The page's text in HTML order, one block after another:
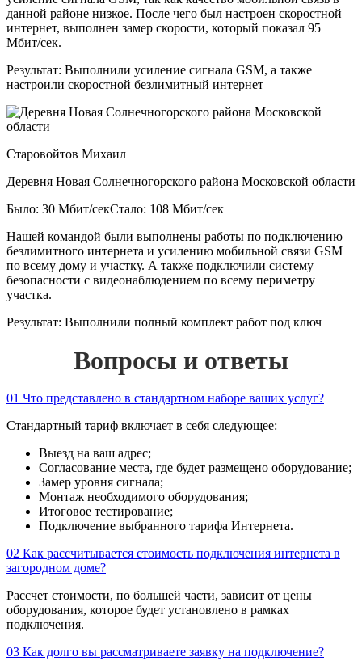
данной районе низкое. После чего был настроен скоростной
интернет, выполнен замер скорости, который показал 95
Мбит/сек.
Результат: Выполнили усиление сигнала GSM, а также
настроили скоростной безлимитный интернет
Старовойтов Михаил
Деревня Новая Солнечногорского района Московской области
Было: 30 Мбит/секСтало: 108 Мбит/сек
Нашей командой были выполнены работы по подключению
безлимитного интернета и усилению мобильной связи GSM
по всему дому и участку. А также подключили систему
безопасности с видеонаблюдением по всему периметру
участка.
Результат: Выполнили полный комплект работ под ключ
Вопросы и ответы
01 Что представлено в стандартном наборе ваших услуг?
Стандартный тариф включает в себя следующее:
Выезд на ваш адрес;
Согласование места, где будет размещено оборудование;
Замер уровня сигнала;
Монтаж необходимого оборудования;
Итоговое тестирование;
Подключение выбранного тарифа Интернета.
02 Как рассчитывается стоимость подключения интернета в
загородном доме?
Рассчет стоимости, по большей части, зависит от цены
оборудования, которое будет установлено в рамках
подключения.
03 Как долго вы рассматриваете заявку на подключение?